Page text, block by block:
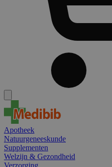
Apotheek
Natuurgeneeskunde
Supplementen
Welzijn & Gezondheid
Verzorging